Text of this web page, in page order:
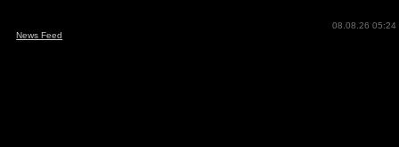
08.08.26 05:24
News Feed